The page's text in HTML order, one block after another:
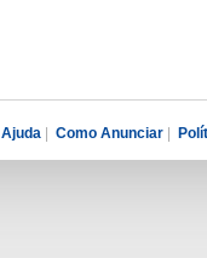
Ajuda Como Anunciar